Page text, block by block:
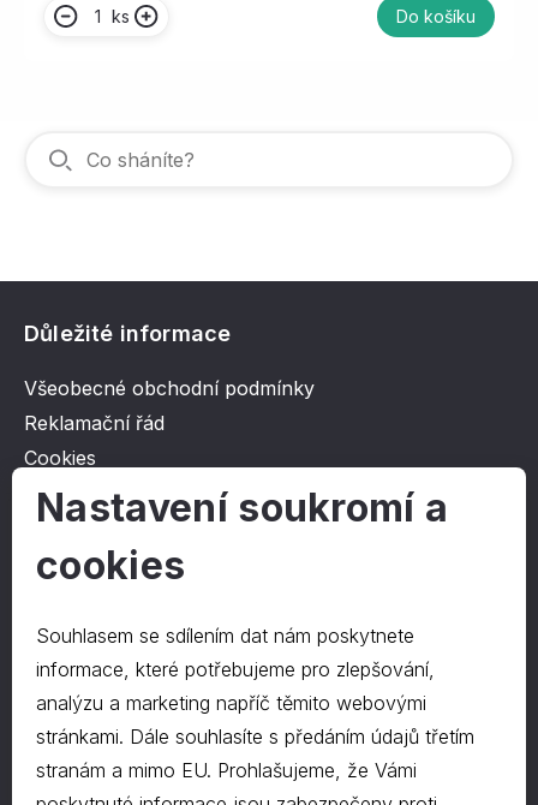
ks Do košíku
Důležité informace
Všeobecné obchodní podmínky
Reklamační řád
Cookies
Ochrana osobních údajů
O společnosti
Kontakt
O nás
Kontakty
Nastavení soukromí a
cookies
Souhlasem se sdílením dat nám poskytnete
informace, které potřebujeme pro zlepšování,
analýzu a marketing napříč těmito webovými
stránkami. Dále souhlasíte s předáním údajů třetím
stranám a mimo EU. Prohlašujeme, že Vámi